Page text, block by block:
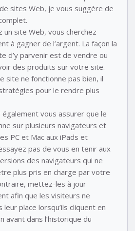
sites Web, je vous suggère de
un site Web, vous cherchez
à gagner de l’argent. La façon la
d’y parvenir est de vendre ou
des produits sur votre site.
site ne fonctionne pas bien, il
pour le rendre plus
également vous assurer que le
sur plusieurs navigateurs et
PC et Mac aux iPads et
pas de vous en tenir aux
des navigateurs qui ne
plus pris en charge par votre
mettez-les à jour
afin que les visiteurs ne
place lorsqu’ils cliquent en
avant dans l’historique du